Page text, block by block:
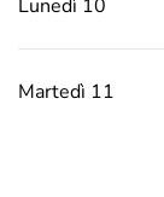
Lunedì 10
Martedì 11